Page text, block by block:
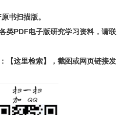
书扫描版。
类PDF电子版研究学习资料，请联
【这里检索】
，截图或网页链接发